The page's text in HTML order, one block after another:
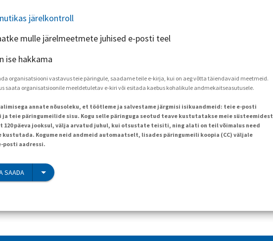
järelkontroll
mulle järelmeetmete juhised e-posti teel
ise hakkama
organisatsiooni vastavus teie päringule, saadame teile e-kirja, kui on aeg võtta täiendavaid meetmeid.
saata organisatsioonile meeldetuletav e-kiri või esitada kaebus kohalikule andmekaitseasutusele.
annate nõusoleku, et töötleme ja salvestame järgmisi isikuandmeid: teie e-posti
ja teie päringumeilide sisu. Kogu selle päringuga seotud teave kustutatakse meie süsteemidest
120 päeva jooksul, välja arvatud juhul, kui otsustate teisiti, ning alati on teil võimalus need
kustutada. Kogume neid andmeid automaatselt, lisades päringumeili koopia (CC) väljale
posti aadressi.
SAADA